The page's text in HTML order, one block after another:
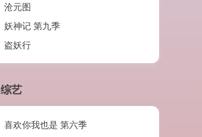
沧元图
妖神记 第九季
盗妖行
综艺
喜欢你我也是 第六季